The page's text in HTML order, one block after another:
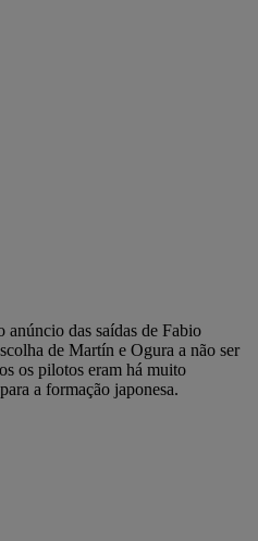
anúncio das saídas de Fabio
de Martín e Ogura a não ser
os pilotos eram há muito
a formação japonesa.